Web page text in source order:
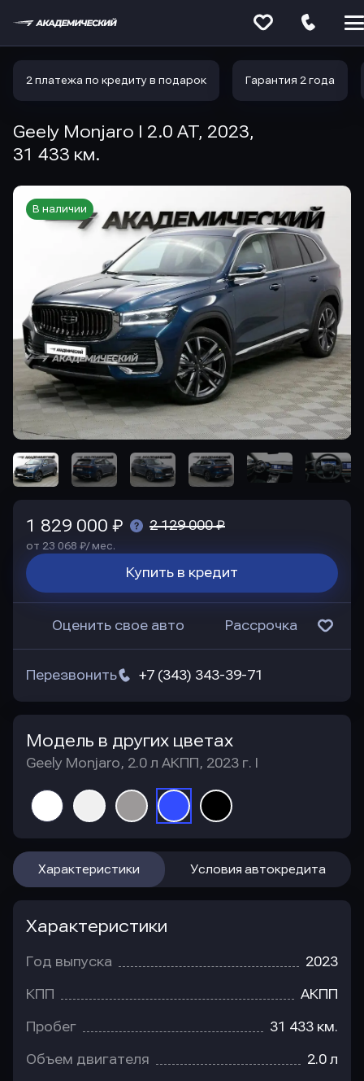
2 платежа по кредиту в подарок Гарантия 2 года
Geely Monjaro I 2.0 AT, 2023,
31 433 км.
В наличии
1 829 000 ₽ 2 129 000 ₽
от 23 068 ₽/ мес.
Купить в кредит
Оценить свое авто Рассрочка
+7 (343) 343-39-71
Перезвонить
Модель в других цветах
Geely Monjaro, 2.0 л АКПП, 2023 г. I
Характеристики Условия автокредита
Характеристики
Год выпуска 2023
КПП АКПП
Пробег 31 433 км.
Объем двигателя 2.0 л